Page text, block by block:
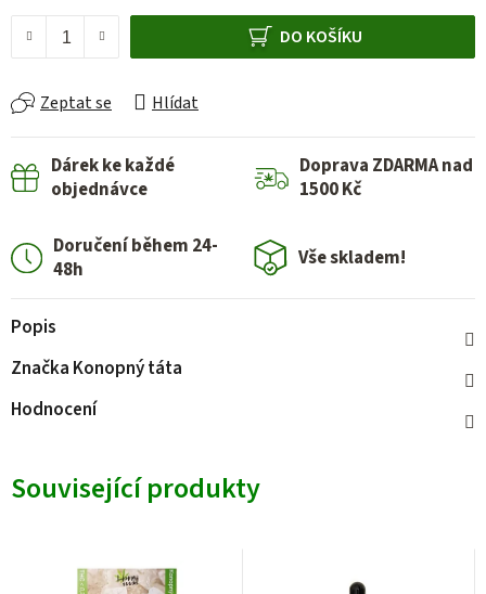
DO KOŠÍKU
Zeptat se Hlídat
Dárek ke každé
objednávce
Doprava ZDARMA nad
1500 Kč
Doručení během 24-
48h
Vše skladem!
Popis
Značka Konopný táta
Hodnocení
Související produkty